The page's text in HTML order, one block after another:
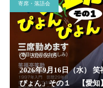
寄席・落語会
2026.06.05
2026年9月16日（水）
ぴょん」その１ 【愛知】